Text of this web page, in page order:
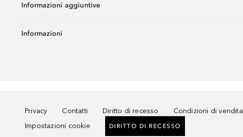
Informazioni aggiuntive
Informazioni
Privacy Contatti Diritto di recesso Condizioni di vendita
Impostazioni cookie
DIRITTO DI RECESSO